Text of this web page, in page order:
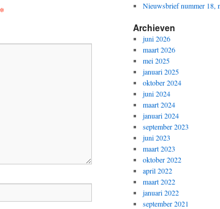
*
Nieuwsbrief nummer 18,
Archieven
juni 2026
maart 2026
mei 2025
januari 2025
oktober 2024
juni 2024
maart 2024
januari 2024
september 2023
juni 2023
maart 2023
oktober 2022
april 2022
maart 2022
januari 2022
september 2021